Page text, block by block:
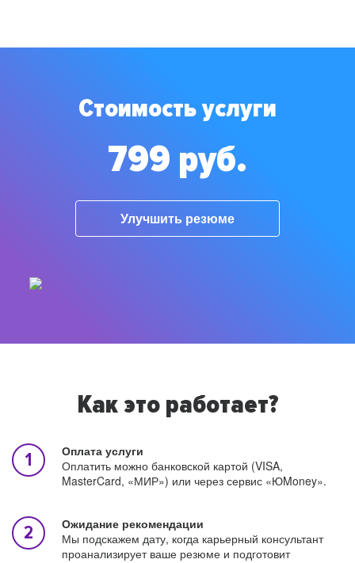
Стоимость услуги
799 руб.
Улучшить резюме
Как это работает?
Оплата услуги
Оплатить можно банковской картой (VISA,
MasterCard, «МИР») или через сервис «ЮMoney».
Ожидание рекомендации
Мы подскажем дату, когда карьерный консультант
проанализирует ваше резюме и подготовит